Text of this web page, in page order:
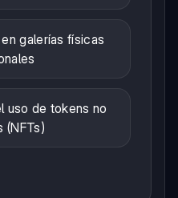
galerías físicas
uso de tokens no
(NFTs)